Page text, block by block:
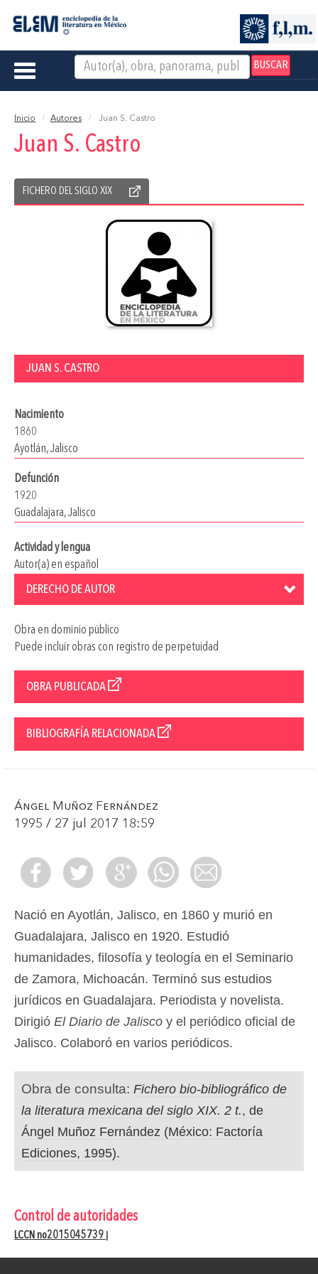
BUSCAR
Toggle
Inicio Autores Juan S. Castro
Juan S. Castro
FICHERO DEL SIGLO XIX
JUAN S. CASTRO
Nacimiento
1860
Ayotlán, Jalisco
Defunción
1920
Guadalajara, Jalisco
Actividad y lengua
Autor(a) en español
DERECHO DE AUTOR
Obra en dominio público
Puede incluir obras con registro de perpetuidad
OBRA PUBLICADA
BIBLIOGRAFÍA RELACIONADA
Ángel Muñoz Fernández
1995 / 27 jul 2017 18:59
Nació en Ayotlán, Jalisco, en 1860 y murió en
Guadalajara, Jalisco en 1920. Estudió
humanidades, filosofía y teología en el Seminario
de Zamora, Michoacán. Terminó sus estudios
jurídicos en Guadalajara. Periodista y novelista.
Dirigió El Diario de Jalisco y el periódico oficial de
Jalisco. Colaboró en varios periódicos.
Obra de consulta: Fichero bio-bibliográfico de
la literatura mexicana del siglo XIX. 2 t., de
Ángel Muñoz Fernández (México: Factoría
Ediciones, 1995).
Control de autoridades
LCCN no2015045739